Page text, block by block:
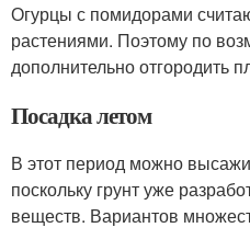
Огурцы с помидорами
растениями. Поэтому по
дополнительно отгородить
Посадка летом
В этот период можно
поскольку грунт уже
веществ. Вариантов